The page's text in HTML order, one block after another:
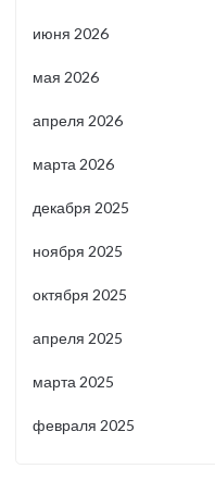
июня 2026
мая 2026
апреля 2026
марта 2026
декабря 2025
ноября 2025
октября 2025
апреля 2025
марта 2025
февраля 2025